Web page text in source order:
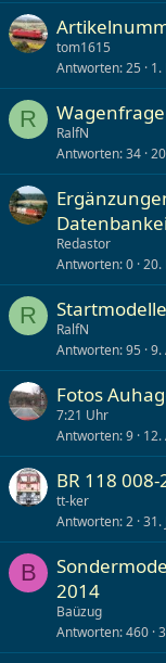
tom1615
Antworten 25 1.
R Wagenfrage
RalfN
Antworten 34
Redastor
Antworten 0 20.
R
RalfN
Antworten 95 9.
Fotos
7:21 Uhr
Antworten 9 12.
BR 118
tt-ker
Antworten 2 31.
B
2014
Baüzug
Antworten 460